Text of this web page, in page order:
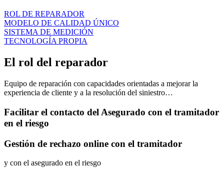
ROL DE REPARADOR
MODELO DE CALIDAD ÚNICO
SISTEMA DE MEDICIÓN
TECNOLOGÍA PROPIA
El rol del reparador
Equipo de reparación con capacidades orientadas a mejorar la
experiencia de cliente y a la resolución del siniestro…
Facilitar el contacto del Asegurado con el tramitador
en el riesgo
Gestión de rechazo online con el tramitador
y con el asegurado en el riesgo